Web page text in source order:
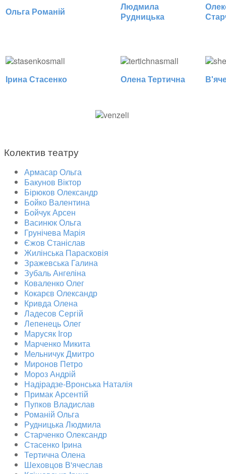
Ольга Романій
Людмила
Рудницька
Ірина Стасенко Олена Тертична
Колектив театру
Армасар Ольга
Бакунов Віктор
Бірюков Олександр
Бойко Валентина
Бойчук Арсен
Васинюк Ольга
Грунічева Марія
Єжов Станіслав
Жилінська Парасковія
Зражевська Галина
Зубаль Ангеліна
Коваленко Олег
Кокарєв Олександр
Кривда Олена
Ладесов Сергій
Лепенець Олег
Марусяк Ігор
Марченко Микита
Мельничук Дмитро
Миронов Петро
Мороз Андрій
Надірадзе-Вронська Наталія
Примак Арсентій
Пупков Владислав
Романій Ольга
Рудницька Людмила
Старченко Олександр
Стасенко Ірина
Тертична Олена
Шеховцов В'ячеслав